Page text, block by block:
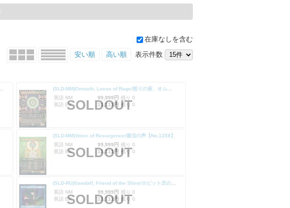
在庫なしを含む
安い順
高い順 表示件数
英語 NM
99,999円 残り 0
英語 EX
11,111円 残り 0
SOLDOUT
(SLD-MM)Voice of Resurgence/復活の声【No.1258】
英語 NM
99,999円 残り 0
英語 EX
11,111円 残り 0
SOLDOUT
英語 NM
99,999円 残り 0
英語 EX
11,111円 残り 0
SOLDOUT